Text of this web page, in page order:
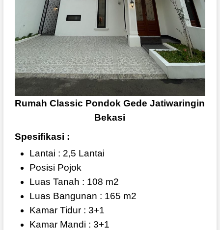
Rumah Classic Pondok Gede Jatiwaringin
Bekasi
Spesifikasi :
Lantai : 2,5 Lantai
Posisi Pojok
Luas Tanah : 108 m2
Luas Bangunan : 165 m2
Kamar Tidur : 3+1
Kamar Mandi : 3+1